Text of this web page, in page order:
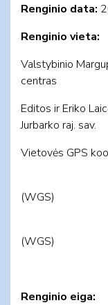
Renginio data:
Renginio vieta:
Valstybinio
centras
Editos ir Eriko
Jurbarko raj. sav.
Vietovės GPS
(WGS)
55° 8′
(WGS)
Renginio eiga: